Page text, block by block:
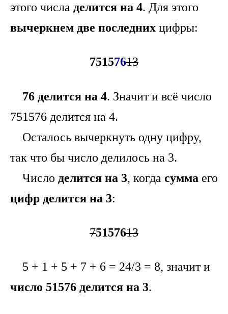
этого числа делится на 4. Для этого
вычеркнем две последних цифры:
75157613
76 делится на 4. Значит и всё число
751576 делится на 4.
Осталось вычеркнуть одну цифру,
так что бы число делилось на 3.
Число делится на 3, когда сумма его
цифр делится на 3:
75157613
5 + 1 + 5 + 7 + 6 = 24/3 = 8, значит и
число 51576 делится на 3.